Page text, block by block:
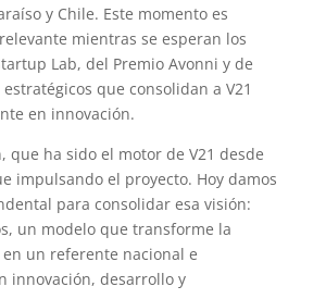
y Chile. Este momento es
mientras se esperan los
Lab, del Premio Avonni y de
que consolidan a V21
en innovación.
que ha sido el motor de V21 desde
impulsando el proyecto. Hoy damos
para consolidar esa visión:
un modelo que transforme la
un referente nacional e
innovación, desarrollo y